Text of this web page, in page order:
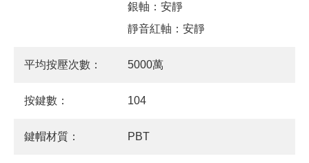
銀軸：安靜
靜音紅軸：安靜
平均按壓次數： 5000萬
按鍵數： 104
鍵帽材質： PBT